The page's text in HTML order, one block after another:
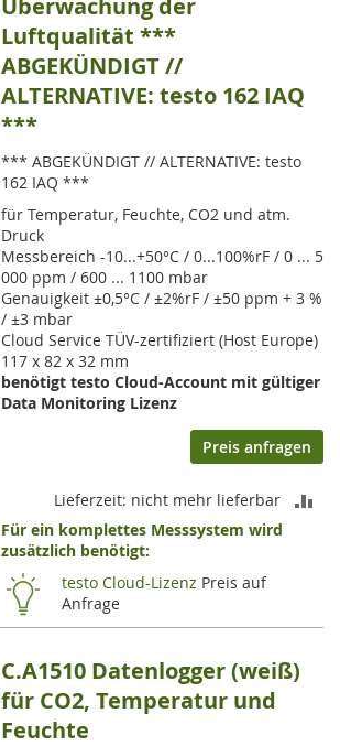
Überwachung der
Luftqualität ***
ABGEKÜNDIGT //
ALTERNATIVE: testo 162 IAQ
***
*** ABGEKÜNDIGT // ALTERNATIVE: testo
162 IAQ ***
für Temperatur, Feuchte, CO2 und atm.
Druck
Messbereich -10...+50°C / 0...100%rF / 0 ... 5
000 ppm / 600 ... 1100 mbar
Genauigkeit ±0,5°C / ±2%rF / ±50 ppm + 3 %
/ ±3 mbar
Cloud Service TÜV-zertifiziert (Host Europe)
117 x 82 x 32 mm
benötigt testo Cloud-Account mit gültiger
Data Monitoring Lizenz
Preis anfragen
Lieferzeit: nicht mehr lieferbar
Für ein komplettes Messsystem wird
zusätzlich benötigt:
testo Cloud-Lizenz Preis auf
Anfrage
C.A1510 Datenlogger (weiß)
für CO2, Temperatur und
Feuchte